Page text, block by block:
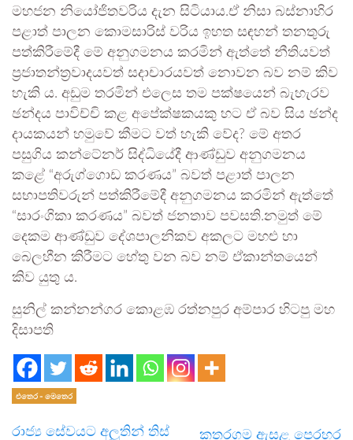
මහජන නියෝජිතවරිය දැන සිටියාය.ඒ නිසා බස්නාහිර
පළාත් පාලන කොමසාරිස් වරිය ඉහත සඳහන් තනතුරු
පත්කිරීමේදී මේ අනුගමනය කරමින් ඇත්තේ නීතියවත්
ප්‍රජාතන්ත්‍රවාදයවත් සදාචාරයවත් නොවන බව නම් කිව
හැකි ය. අඩුම තරමින් එලෙස තම පක්ෂයෙන් බැහැරව
ඡන්දය පාවිච්චි කළ අපේක්ෂකයකු හට ඒ බව සිය ඡන්ද
දායකයන් හමුවේ කීමට වත් හැකි වේද? මේ අතර
පසුගිය කන්ටේනර් සිද්ධියේදී ආණ්ඩුව අනුගමනය
කළේ “අරුග්ගොඩ කරණය” බවත් පළාත් පාලන
සභාපතිවරුන් පත්කිරීමේදී අනුගමනය කරමින් ඇත්තේ
“සාරංගිකා කරණය” බවත් ජනතාව පවසති.නමුත් මේ
දෙකම ආණ්ඩුව දේශපාලනිකව අකලට මහළු හා
බෙලහීන කිරීමට හේතු වන බව නම් ඒකාන්තයෙන්
කිව යුතු ය.
සුනිල් කන්නන්ගර කොළඹ රත්නපුර අම්පාර හිටපු මහ
දිසාපති
එතෙර - මෙතෙර
රාජ්‍ය සේවයට අලුතින් තිස් කතරගම ඇසළ පෙරහර